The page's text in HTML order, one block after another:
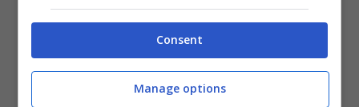
Consent
Manage options